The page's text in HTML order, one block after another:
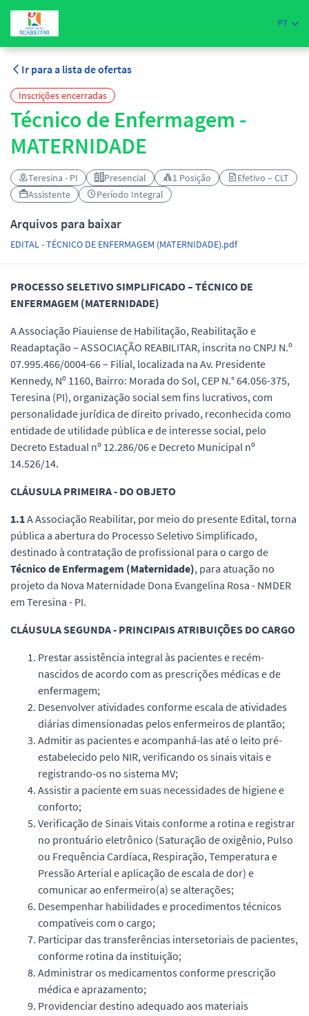
PT
Ir para a lista de ofertas
Inscrições encerradas
Técnico de Enfermagem -
MATERNIDADE
Teresina - PI Presencial 1 Posição
Efetivo – CLT
Assistente
Período Integral
Arquivos para baixar
EDITAL - TÉCNICO DE ENFERMAGEM (MATERNIDADE).pdf
PROCESSO SELETIVO SIMPLIFICADO – TÉCNICO DE
ENFERMAGEM (MATERNIDADE)
A Associação Piauiense de Habilitação, Reabilitação e
Readaptação – ASSOCIAÇÃO REABILITAR, inscrita no CNPJ N.º
07.995.466/0004-66 – Filial, localizada na Av. Presidente
Kennedy, Nº 1160, Bairro: Morada do Sol, CEP N.° 64.056-375,
Teresina (PI), organização social sem fins lucrativos, com
personalidade jurídica de direito privado, reconhecida como
entidade de utilidade pública e de interesse social, pelo
Decreto Estadual nº 12.286/06 e Decreto Municipal nº
14.526/14.
CLÁUSULA PRIMEIRA - DO OBJETO
1.1A Associação Reabilitar, por meio do presente Edital, torna
pública a abertura do Processo Seletivo Simplificado,
destinado à contratação de profissional para o cargo de
Técnico de Enfermagem (Maternidade), para atuação no
projeto da Nova Maternidade Dona Evangelina Rosa - NMDER
em Teresina - PI.
CLÁUSULA SEGUNDA - PRINCIPAIS ATRIBUIÇÕES DO CARGO
Prestar assistência integral às pacientes e recém-
nascidos de acordo com as prescrições médicas e de
enfermagem;
Desenvolver atividades conforme escala de atividades
diárias dimensionadas pelos enfermeiros de plantão;
Admitir as pacientes e acompanhá-las até o leito pré-
estabelecido pelo NIR, verificando os sinais vitais e
registrando-os no sistema MV;
Assistir a paciente em suas necessidades de higiene e
conforto;
Verificação de Sinais Vitais conforme a rotina e registrar
no prontuário eletrônico (Saturação de oxigênio, Pulso
ou Frequência Cardíaca, Respiração, Temperatura e
Pressão Arterial e aplicação de escala de dor) e
comunicar ao enfermeiro(a) se alterações;
Desempenhar habilidades e procedimentos técnicos
compatíveis com o cargo;
Participar das transferências intersetoriais de pacientes,
conforme rotina da instituição;
Administrar os medicamentos conforme prescrição
médica e aprazamento;
Providenciar destino adequado aos materiais